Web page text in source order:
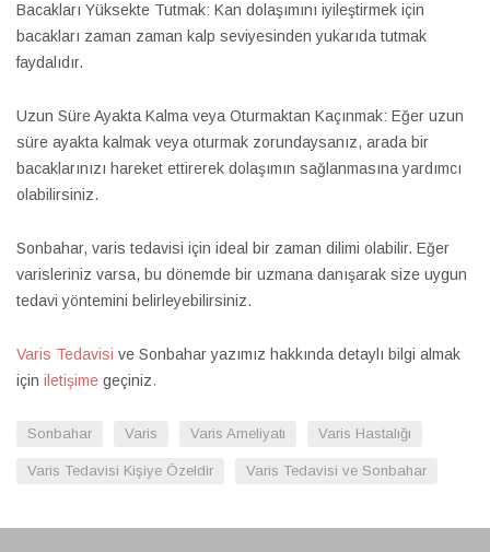
Bacakları Yüksekte Tutmak: Kan dolaşımını iyileştirmek için
bacakları zaman zaman kalp seviyesinden yukarıda tutmak
faydalıdır.
Uzun Süre Ayakta Kalma veya Oturmaktan Kaçınmak: Eğer uzun
süre ayakta kalmak veya oturmak zorundaysanız, arada bir
bacaklarınızı hareket ettirerek dolaşımın sağlanmasına yardımcı
olabilirsiniz.
Sonbahar, varis tedavisi için ideal bir zaman dilimi olabilir. Eğer
varisleriniz varsa, bu dönemde bir uzmana danışarak size uygun
tedavi yöntemini belirleyebilirsiniz.
Varis Tedavisi ve Sonbahar yazımız hakkında detaylı bilgi almak
için iletişime geçiniz.
Sonbahar Varis Varis Ameliyatı Varis Hastalığı
Varis Tedavisi Kişiye Özeldir Varis Tedavisi ve Sonbahar